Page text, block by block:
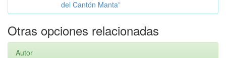
del Cantón Manta”
Otras opciones relacionadas
Autor